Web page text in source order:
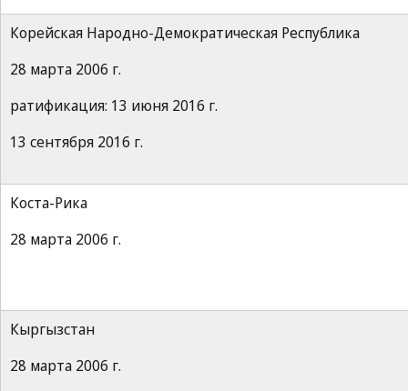
Корейская Народно-Демократическая Республика
28 марта 2006 г.
ратификация: 13 июня 2016 г.
13 сентября 2016 г.
Коста-Рика
28 марта 2006 г.
Кыргызстан
28 марта 2006 г.